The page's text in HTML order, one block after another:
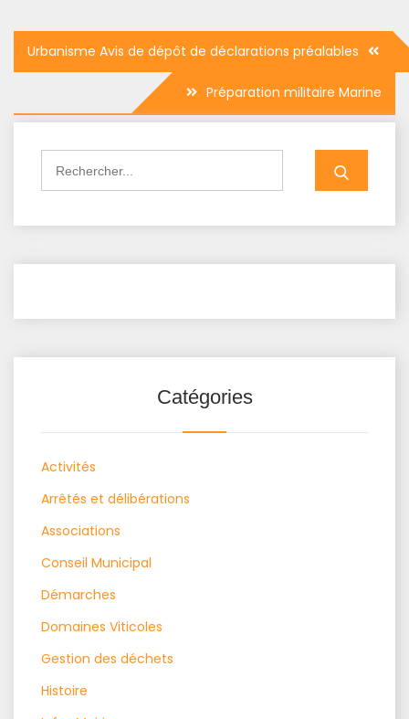
Navigation
de
Urbanisme Avis de dépôt de déclarations préalables
Préparation militaire Marine
Catégories
Activités
Arrêtés et délibérations
Associations
Conseil Municipal
Démarches
Domaines Viticoles
Gestion des déchets
Histoire